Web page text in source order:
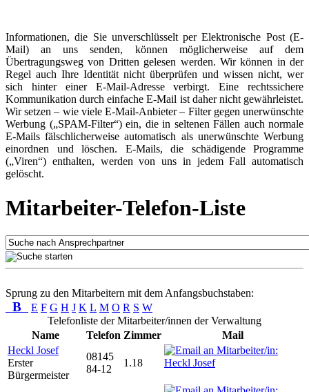
Informationen, die Sie unverschlüsselt per Elektronische Post (E-
Mail) an uns senden, können möglicherweise auf dem
Übertragungsweg von Dritten gelesen werden. Wir können in der
Regel auch Ihre Identität nicht überprüfen und wissen nicht, wer
sich hinter einer E-Mail-Adresse verbirgt. Eine rechtssichere
Kommunikation durch einfache E-Mail ist daher nicht gewährleistet.
Wir setzen – wie viele E-Mail-Anbieter – Filter gegen unerwünschte
Werbung („SPAM-Filter“) ein, die in seltenen Fällen auch normale
E-Mails fälschlicherweise automatisch als unerwünschte Werbung
einordnen und löschen. E-Mails, die schädigende Programme
(„Viren“) enthalten, werden von uns in jedem Fall automatisch
gelöscht.
Mitarbeiter-Telefon-Liste
Sprung zu den Mitarbeitern mit dem Anfangsbuchstaben:
B E F G H J K L M O R S W
Telefonliste der Mitarbeiter/innen der Verwaltung
Name
Telefon Zimmer
Mail
Heckl Josef
Erster
Bürgermeister
08145
84-12
1.18